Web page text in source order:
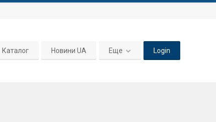
Каталог Новини UA Еще Login